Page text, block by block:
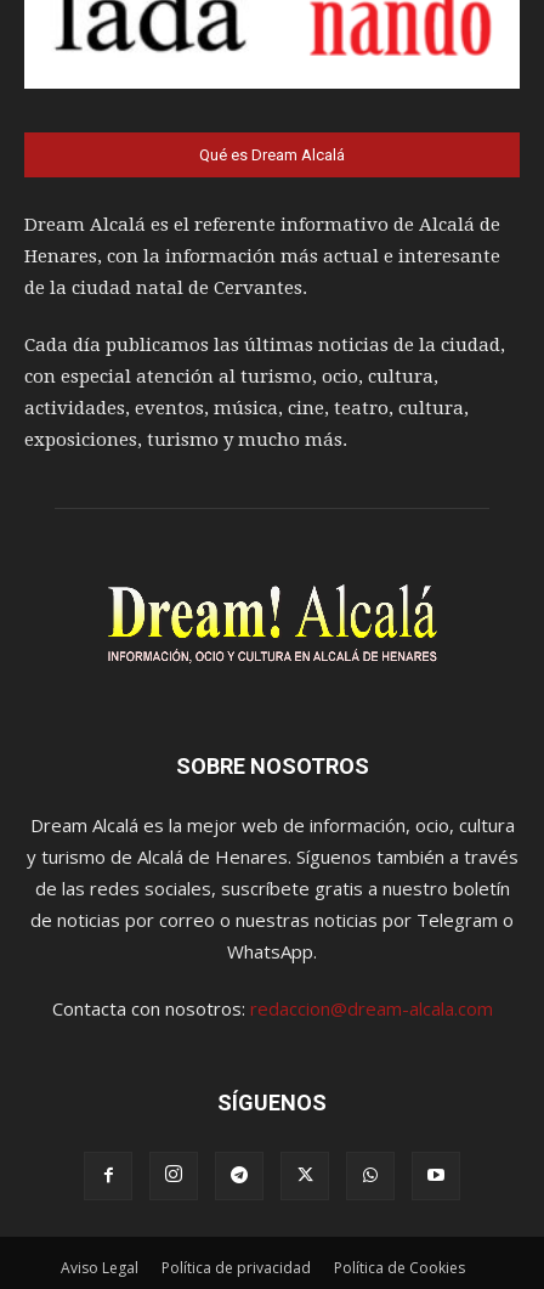
Qué es Dream Alcalá
Dream Alcalá es el referente informativo de Alcalá de
Henares, con la información más actual e interesante
de la ciudad natal de Cervantes.
Cada día publicamos las últimas noticias de la ciudad,
con especial atención al turismo, ocio, cultura,
actividades, eventos, música, cine, teatro, cultura,
exposiciones, turismo y mucho más.
SOBRE NOSOTROS
Dream Alcalá es la mejor web de información, ocio, cultura
y turismo de Alcalá de Henares. Síguenos también a través
de las redes sociales, suscríbete gratis a nuestro boletín
de noticias por correo o nuestras noticias por Telegram o
WhatsApp.
Contacta con nosotros: redaccion@dream-alcala.com
SÍGUENOS
Aviso Legal Política de privacidad
Política de Cookies